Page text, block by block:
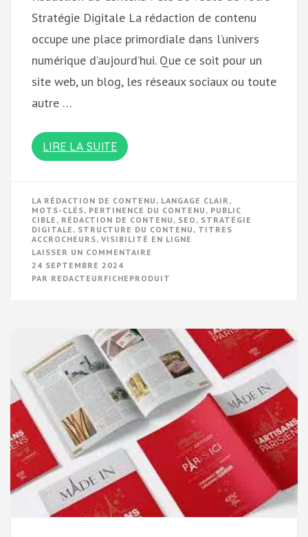
Stratégie Digitale La rédaction de contenu
occupe une place primordiale dans l’univers
numérique d’aujourd’hui. Que ce soit pour un
site web, un blog, les réseaux sociaux ou toute
autre …
LIRE LA SUITE
LA RÉDACTION DE CONTENU , LANGAGE CLAIR ,
MOTS-CLÉS, PERTINENCE DU CONTENU , PUBLIC
CIBLE , RÉDACTION DE CONTENU , SEO , STRATÉGIE
DIGITALE , STRUCTURE DU CONTENU , TITRES
ACCROCHEURS, VISIBILITÉ EN LIGNE
LAISSER UN COMMENTAIRE
STRATÉGIE
DE
CONTENU
QUALITÉ
24 SEPTEMBRE 2024
PAR REDACTEURFICHEPRODUIT